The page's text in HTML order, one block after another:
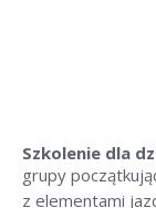
Szkolenie dla
grupy
z elementami